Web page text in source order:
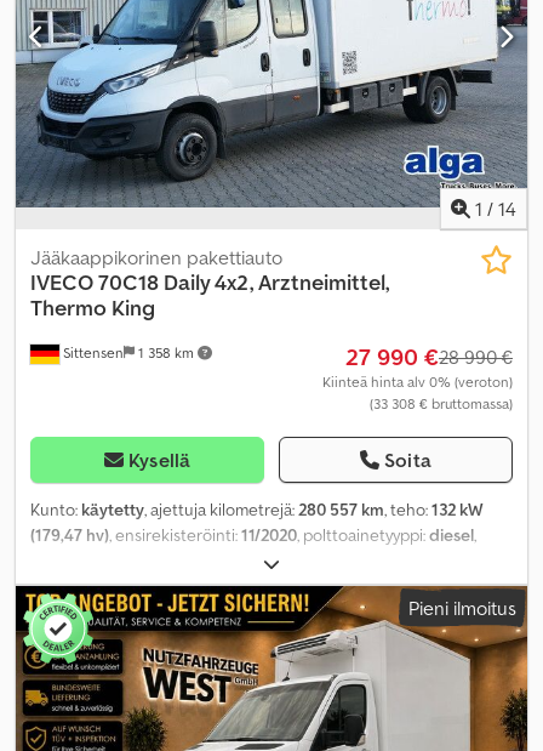
1 / 14
Sittensen 1 358 km
Jääkaappikorinen pakettiauto
IVECO70C18 Daily 4x2, Arztneimittel,
Thermo King
27 990 €28 990 €
Kiinteä hinta alv 0% (veroton)
(33 308 € bruttomassa)
Kysellä Soita
Kunto: käytetty, ajettuja kilometrejä:280 557 km, teho:132 kW
(179,47 hv), ensirekisteröinti:11/2020, polttoainetyyppi:diesel,
valkoinen
automaattinen, päästöluokka:Euro 6, istuimien määrä:2,
kokonaispituus:7 450 mm , kokonaisleveys:2 180 mm,
kokonaiskorkeus:3 200 mm, kuormatilan tilavuus:19 m³,
kuormatilan pituus:4 232 mm, lastitilan leveys:
kuormatilan korkeus:2 205 mm, Varusteet:ABS, elektroninen
ajonvakautusjärjestelmä (ESP), ilmastointi, navigointijärjestelmä,
pysäköintilämmitin
Pieni ilmoitus